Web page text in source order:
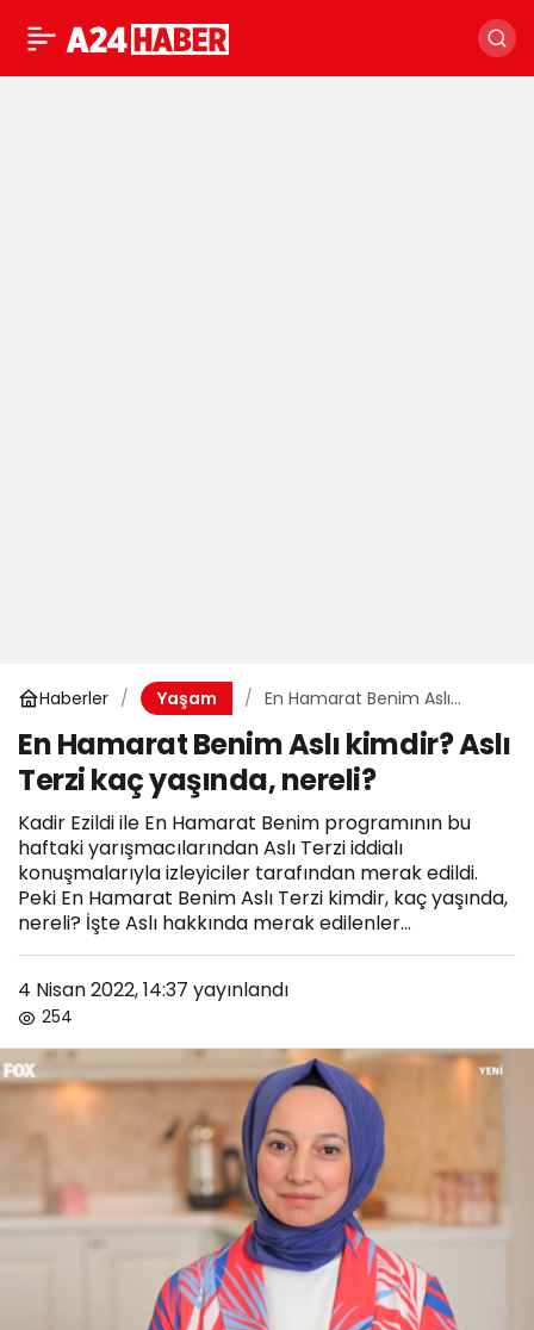
Haberler Yaşam
En Hamarat Benim Aslı
yaşında, nereli?
En Hamarat Benim Aslı kimdir? Aslı
Terzi kaç yaşında, nereli?
Kadir Ezildi ile En Hamarat Benim programının bu
haftaki yarışmacılarından Aslı Terzi iddialı
konuşmalarıyla izleyiciler tarafından merak edildi.
Peki En Hamarat Benim Aslı Terzi kimdir, kaç yaşında,
nereli? İşte Aslı hakkında merak edilenler...
4 Nisan 2022, 14:37 yayınlandı
254